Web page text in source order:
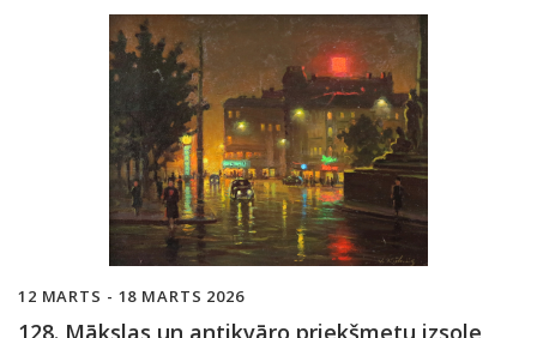
12 MARTS - 18 MARTS 2026
128. Mākslas un antikvāro priekšmetu izsole